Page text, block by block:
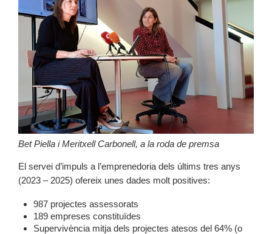
Bet Piella i Meritxell Carbonell, a la roda de premsa
El servei d’impuls a l’emprenedoria dels últims tres anys
(2023 – 2025) ofereix unes dades molt positives:
987 projectes assessorats
189 empreses constituïdes
Supervivència mitja dels projectes atesos del 64% (o